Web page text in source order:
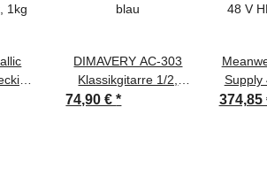
DIMAVERY AC-303
Klassikgitarre 1/2,
blau
74,90 €*
Supply
374,85